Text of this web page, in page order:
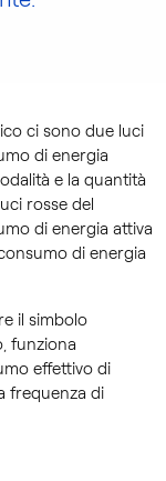
ci sono due luci
di energia
e la quantità
rosse del
di energia attiva
di energia
il simbolo
funziona
effettivo di
frequenza di